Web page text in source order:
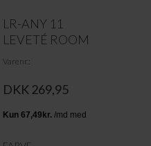
LR-ANY 11
LEVETÉ ROOM
Varenr.
DKK 269,95